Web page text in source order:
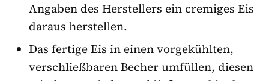
Angaben des Herstellers ein cremiges Eis
daraus herstellen.
Das fertige Eis in einen vorgekühlten,
verschließbaren Becher umfüllen, diesen